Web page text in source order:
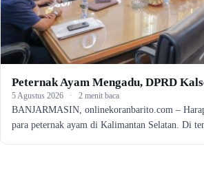
Peternak Ayam Mengadu, DPRD
5 Agustus 2026 · 2 menit baca
BANJARMASIN, onlinekoranbarito.com –
para peternak ayam di Kalimantan Selatan. Di